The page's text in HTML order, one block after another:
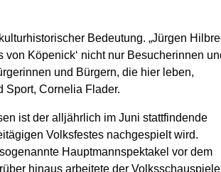
Bedeutung. „Jürgen
Köpenick‘ nicht nur Besucherinnen
und Bürgern, die hier leben,
Sport, Cornelia Flader.
ist der alljährlich im Juni stattfindende
Volksfestes nachgespielt wird.
Hauptmannspektakel vor dem
hinaus arbeitete der